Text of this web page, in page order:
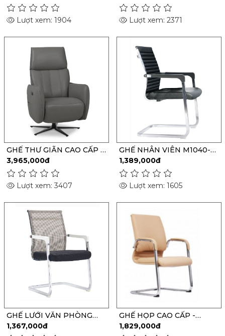
Lượt xem: 1904 Lượt xem: 2371
GHẾ THƯ GIÃN CAO CẤP -
Recliner 02
3,965,000đ
Lượt xem: 3407
GHẾ NHÂN VIÊN M1040-
02
1,389,000đ
Lượt xem: 1605
GHẾ LƯỚI VĂN PHÒNG
M1040-01
1,367,000đ
GHẾ HỌP CAO CẤP -
M1039
1,829,000đ